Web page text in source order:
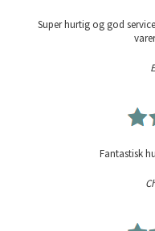
Super hurtig og god
Fantastisk